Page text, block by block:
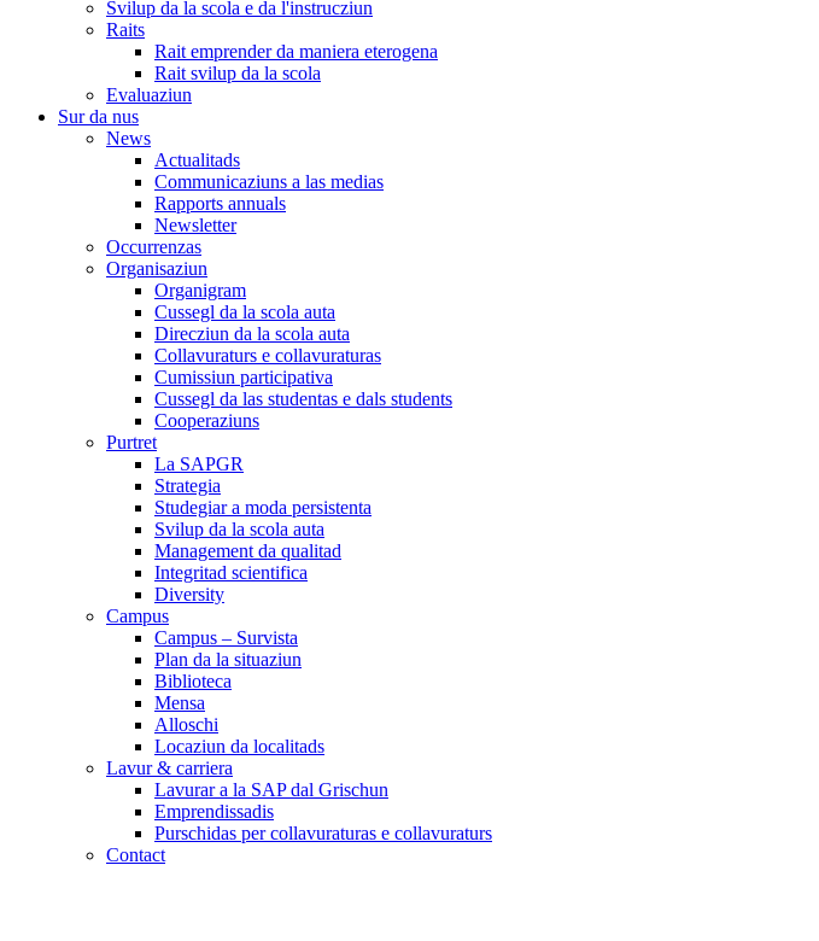
Svilup da la scola e da l'instrucziun
Raits
Rait emprender da maniera eterogena
Rait svilup da la scola
Evaluaziun
Sur da nus
News
Actualitads
Communicaziuns a las medias
Rapports annuals
Newsletter
Occurrenzas
Organisaziun
Organigram
Cussegl da la scola auta
Direcziun da la scola auta
Collavuraturs e collavuraturas
Cumissiun participativa
Cussegl da las studentas e dals students
Cooperaziuns
Purtret
La SAPGR
Strategia
Studegiar a moda persistenta
Svilup da la scola auta
Management da qualitad
Integritad scientifica
Diversity
Campus
Campus – Survista
Plan da la situaziun
Biblioteca
Mensa
Alloschi
Locaziun da localitads
Lavur & carriera
Lavurar a la SAP dal Grischun
Emprendissadis
Purschidas per collavuraturas e collavuraturs
Contact